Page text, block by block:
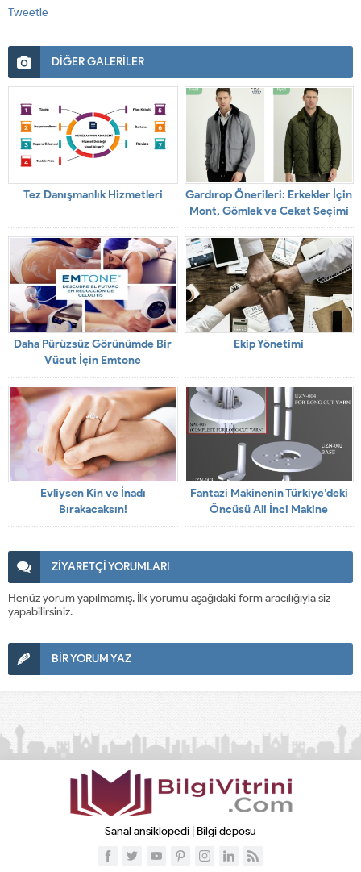
Tweetle
DİĞER GALERİLER
Tez Danışmanlık Hizmetleri
Gardırop Önerileri: Erkekler İçin
Mont, Gömlek ve Ceket Seçimi
Daha Pürüzsüz Görünümde Bir
Vücut İçin Emtone
Ekip Yönetimi
Evliysen Kin ve İnadı
Bırakacaksın!
Fantazi Makinenin Türkiye’deki
Öncüsü Ali İnci Makine
ZİYARETÇİ YORUMLARI
Henüz yorum yapılmamış. İlk yorumu aşağıdaki form aracılığıyla siz
yapabilirsiniz.
BİR YORUM YAZ
Sanal ansiklopedi | Bilgi deposu